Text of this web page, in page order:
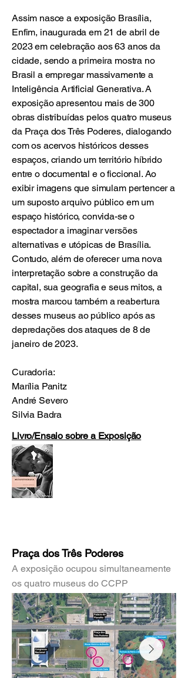
Assim nasce a exposição Brasília,
Enfim, inaugurada em 21 de abril de
2023 em celebração aos 63 anos da
cidade, sendo a primeira mostra no
Brasil a empregar massivamente a
Inteligência Artificial Generativa. A
exposição apresentou mais de 300
obras distribuídas pelos quatro museus
da Praça dos Três Poderes, dialogando
com os acervos históricos desses
espaços, criando um território híbrido
entre o documental e o ficcional. Ao
exibir imagens que simulam pertencer a
um suposto arquivo público em um
espaço histórico, convida-se o
espectador a imaginar versões
alternativas e utópicas de Brasília.
Contudo, além de oferecer uma nova
interpretação sobre a construção da
capital, sua geografia e seus mitos, a
mostra marcou também a reabertura
desses museus ao público após as
depredações dos ataques de 8 de
janeiro de 2023.
Curadoria:
Marília Panitz
André Severo
Silvia Badra
Livro/Ensaio sobre a Exposição
Praça dos Três Poderes
A exposição ocupou simultaneamente
os quatro museus do CCPP